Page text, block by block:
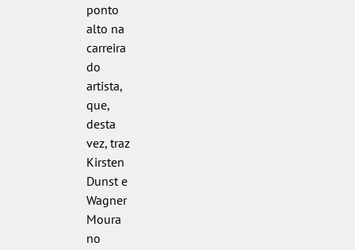
ponto
alto na
carreira
do
artista,
que,
desta
vez, traz
Kirsten
Dunst e
Wagner
Moura
no